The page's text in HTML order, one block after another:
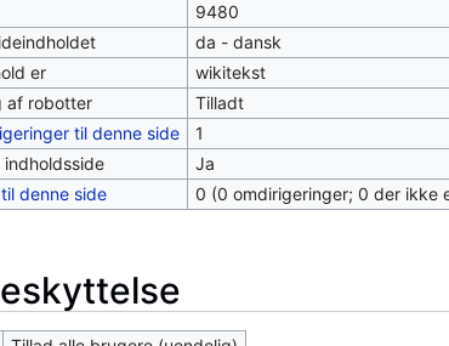
9480
da - dansk
er
wikitekst
af robotter
Tilladt
til denne side
1
indholdsside
Ja
denne side
0 (0 omdirigeringer; 0 der ikke